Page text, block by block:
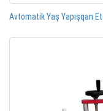
Avtomatik Yaş Yapışqan